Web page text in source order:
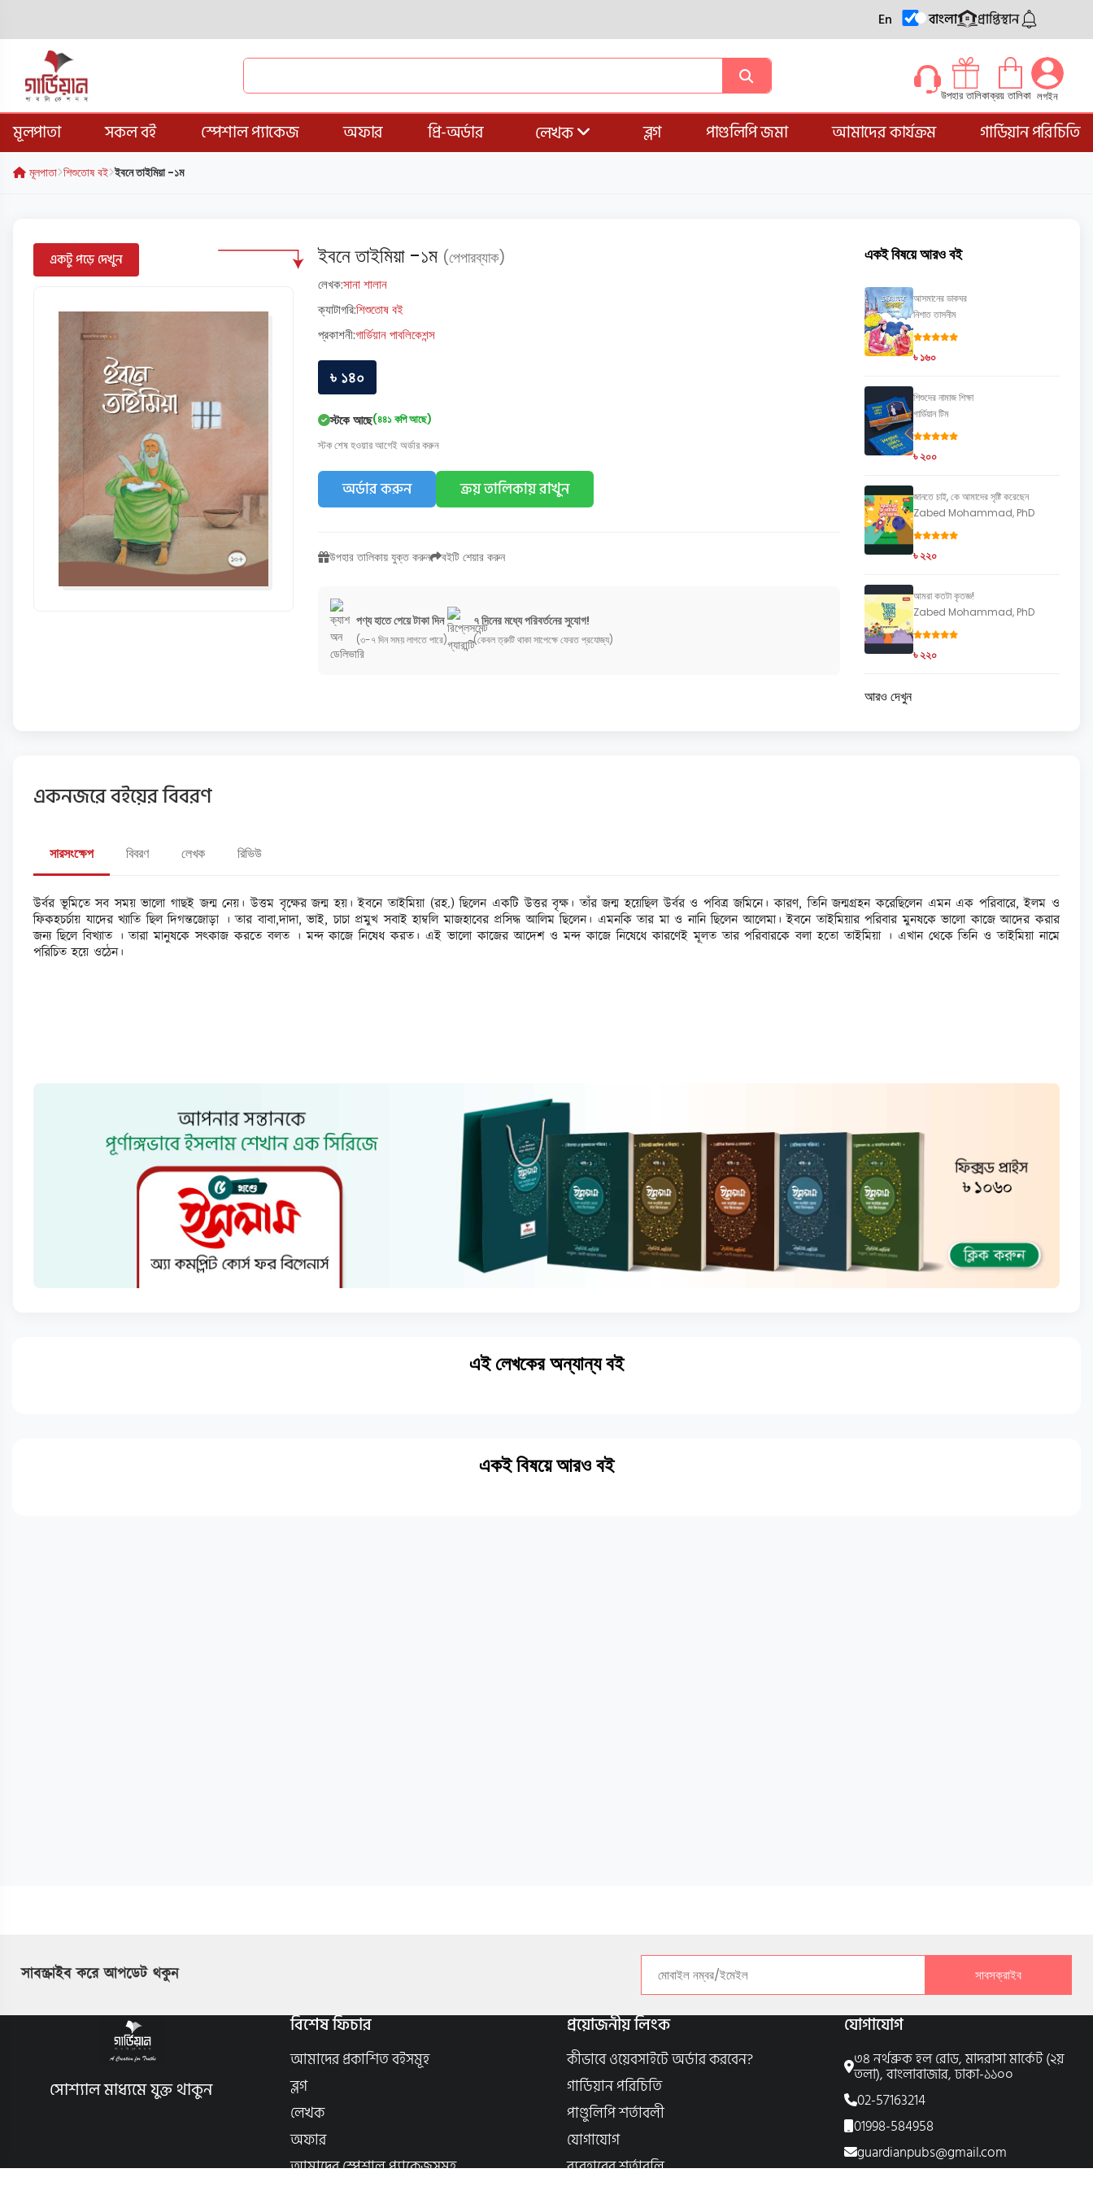
En বাংলা প্রাপ্তিস্থান
উপহার তালিকাক্রয় তালিকা লগইন
মূলপাতা সকল বই স্পেশাল প্যাকেজ অফার প্রি-অর্ডার লেখক ব্লগ পাণ্ডলিপি জমা আমাদের কার্যক্রম গার্ডিয়ান পরিচিতি
মূলপাতা শিশুতোষ বই ইবনে তাইমিয়া -১ম
একটু পড়ে দেখুন ইবনে তাইমিয়া -১ম (পেপারব্যাক)
লেখক:সানা শালান
ক্যাটাগরি:শিশুতোষ বই
প্রকাশনী:গার্ডিয়ান পাবলিকেশন্স
৳ ১৪০
স্টকে আছে(৪৪১ কপি আছে)
স্টক শেষ হওয়ার আগেই অর্ডার করুন
অর্ডার করুন ক্রয় তালিকায় রাখুন
উপহার তালিকায় যুক্ত করুন বইটি শেয়ার করুন
পণ্য হাতে পেয়ে টাকা দিন
(৩-৭ দিন সময় লাগতে পারে)
৭ দিনের মধ্যে পরিবর্তনের সুযোগ!
(কেবল ত্রুটি থাকা সাপেক্ষে ফেরত প্রযোজ্য)
একই বিষয়ে আরও বই
আসমানের ডাকঘর
নিশাত তাসনীম
৳ ১৬০
শিশুদের নামাজ শিক্ষা
গার্ডিয়ান টিম
৳ ২০০
জানতে চাই, কে আমাদের সৃষ্টি করেছেন
Zabed Mohammad, PhD
৳ ২২০
আমরা কতটা কৃতজ্ঞ!
Zabed Mohammad, PhD
৳ ২২০
আরও দেখুন
একনজরে বইয়ের বিবরণ
সারসংক্ষেপ বিবরণ লেখক রিভিউ
উর্বর ভূমিতে সব সময় ভালো গাছই জন্ম নেয়। উত্তম বৃক্ষের জন্ম হয়। ইবনে তাইমিয়া (রহ.) ছিলেন একটি উত্তর বৃক্ষ। তাঁর জন্ম হয়েছিল উর্বর ও পবিত্র জমিনে। কারণ, তিনি জন্মগ্রহন করেছিলেন এমন এক পরিবারে, ইলম ও
ফিকহচর্চায় যাদের খ্যাতি ছিল দিগন্তজোড়া । তার বাবা,দাদা, ভাই, চাচা প্রমুখ সবাই হাম্বলি মাজহাবের প্রসিদ্ধ আলিম ছিলেন। এমনকি তার মা ও নানি ছিলেন আলেমা। ইবনে তাইমিয়ার পরিবার মুনষকে ভালো কাজে আদের করার
জন্য ছিলে বিখ্যাত । তারা মানুষকে সৎকাজ করতে বলত । মন্দ কাজে নিষেধ করত। এই ভালো কাজের আদেশ ও মন্দ কাজে নিষেধে কারণেই মূলত তার পরিবারকে বলা হতো তাইমিয়া । এখান থেকে তিনি ও তাইমিয়া নামে
পরিচিত হয়ে ওঠেন।
এই লেখকের অন্যান্য বই
একই বিষয়ে আরও বই
সাবস্ক্রাইব করে আপডেট থকুন সাবসক্রাইব
সোশ্যাল মাধ্যমে যুক্ত থাকুন
বিশেষ ফিচার
আমাদের প্রকাশিত বইসমূহ
ব্লগ
লেখক
অফার
আমাদের স্পেশাল প্যাকেজসমূহ
প্রয়োজনীয় লিংক
কীভাবে ওয়েবসাইটে অর্ডার করবেন?
গার্ডিয়ান পরিচিতি
পাণ্ডুলিপি শর্তাবলী
যোগাযোগ
ব্যবহারের শর্তাবলি
যোগাযোগ
৩৪ নর্থব্রুক হল রোড, মাদরাসা মার্কেট (২য়
তলা), বাংলাবাজার, ঢাকা-১১০০
02-57163214
01998-584958
guardianpubs@gmail.com